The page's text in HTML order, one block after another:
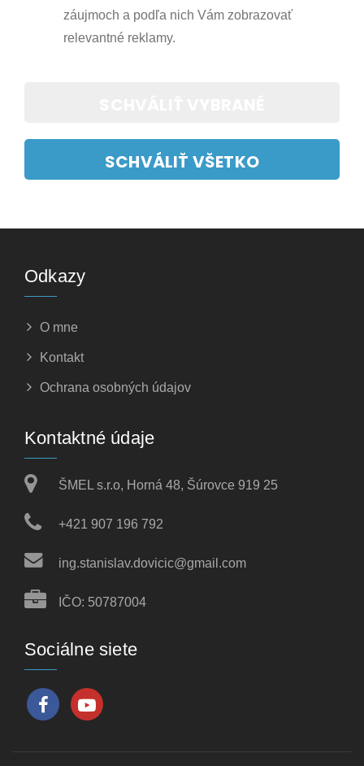
záujmoch a podľa nich Vám zobrazovať
relevantné reklamy.
SCHVÁLIŤ VŠETKO
Odkazy
O mne
Kontakt
Ochrana osobných údajov
Kontaktné údaje
ŠMEL s.r.o, Horná 48, Šúrovce 919 25
+421 907 196 792
ing.stanislav.dovicic@gmail.com
IČO: 50787004
Sociálne siete